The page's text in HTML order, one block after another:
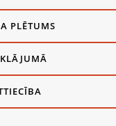
PLĒTUMS